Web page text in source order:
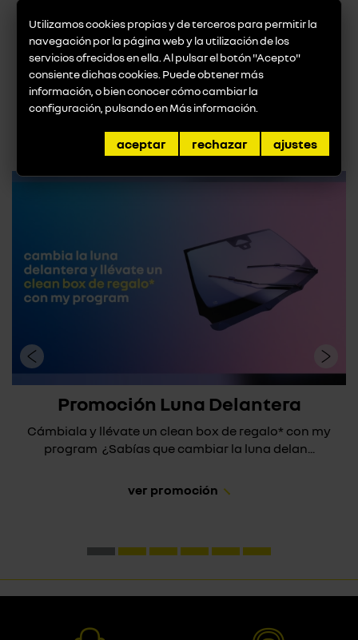
volver a noticias
promociones destacadas
Promoción Luna Delantera
Cámbiala y llévate un clean box de regalo* con my
program ¿Sabías que cambiar la luna delan...
ver promoción
Utilizamos cookies propias y de terceros para permitir la
navegación por la página web y la utilización de los
servicios ofrecidos en ella. Al pulsar el botón "Acepto"
consiente dichas cookies. Puede obtener más
información, o bien conocer cómo cambiar la
configuración, pulsando enMás información
aceptar rechazar ajustes